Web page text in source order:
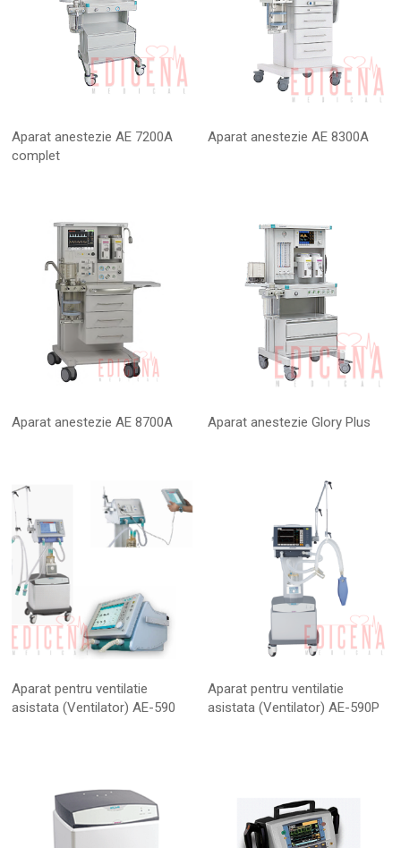
Aparat anestezie AE 7200A
complet
Aparat anestezie AE 8300A
Aparat anestezie AE 8700A Aparat anestezie Glory Plus
Aparat pentru ventilatie
asistata (Ventilator) AE-590
Aparat pentru ventilatie
asistata (Ventilator) AE-590P